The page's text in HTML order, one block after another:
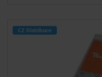
CZ Distribuce